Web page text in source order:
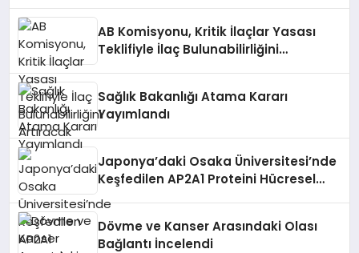
AB Komisyonu, Kritik İlaçlar Yasası
Teklifiyle İlaç Bulunabilirliğini
Sağlık Bakanlığı Atama Kararı
Yayımlandı
Japonya’daki Osaka Üniversitesi’nde
Keşfedilen AP2A1 Proteini Hücresel
Yaşlanmayı Etkileyebilir
Dövme ve Kanser Arasındaki Olası
Bağlantı İncelendi